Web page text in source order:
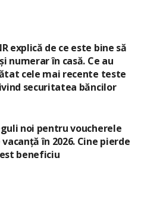
explică de ce este bine să
numerar în casă. Ce au
cele mai recente teste
securitatea băncilor
noi pentru voucherele
vacanță în 2026. Cine pierde
beneficiu